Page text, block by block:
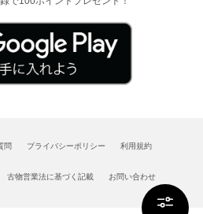
問 プライバシーポリシー 利用規約
古物営業法に基づく記載 お問い合わせ